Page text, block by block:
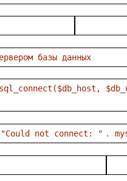
базы данных
$db_host ,
"Could not connect: " .